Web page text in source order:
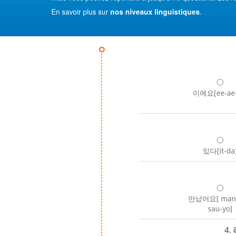
En savoir plus sur nos niveaux linguistiques.
이에요[ee-
있다[it-
만났어요[
sau-yo]
4.